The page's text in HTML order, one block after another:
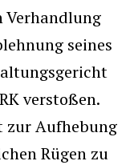
seines
verstoßen.
zur Aufhebung
Rügen zu